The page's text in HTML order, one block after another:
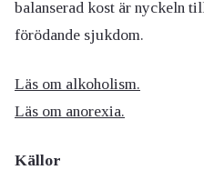
balanserad kost är nyckeln
förödande sjukdom.
Läs om alkoholism.
Läs om anorexia.
Källor